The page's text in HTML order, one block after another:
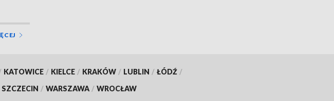
KATOWICE / KIELCE / KRAKÓW / LUBLIN / ŁÓDŹ /
SZCZECIN / WARSZAWA / WROCŁAW